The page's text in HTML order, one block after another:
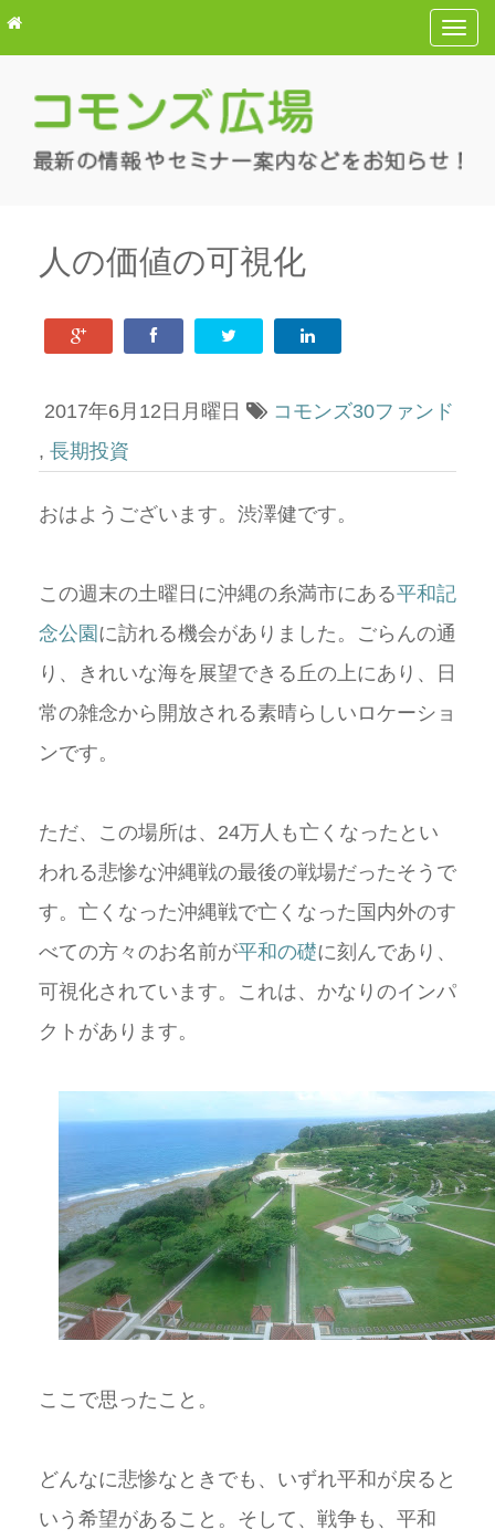
T
o
e
人の価値の可視化
2017年6月12日月曜日
コモンズ30ファンド
, 長期投資
おはようございます。渋澤健です。
この週末の土曜日に沖縄の糸満市にある平和記
念公園に訪れる機会がありました。ごらんの通
り、きれいな海を展望できる丘の上にあり、日
常の雑念から開放される素晴らしいロケーショ
ンです。
ただ、この場所は、24万人も亡くなったとい
われる悲惨な沖縄戦の最後の戦場だったそうで
す。亡くなった沖縄戦で亡くなった国内外のす
べての方々のお名前が平和の礎に刻んであり、
可視化されています。これは、かなりのインパ
クトがあります。
ここで思ったこと。
どんなに悲惨なときでも、いずれ平和が戻ると
いう希望があること。そして、戦争も、平和